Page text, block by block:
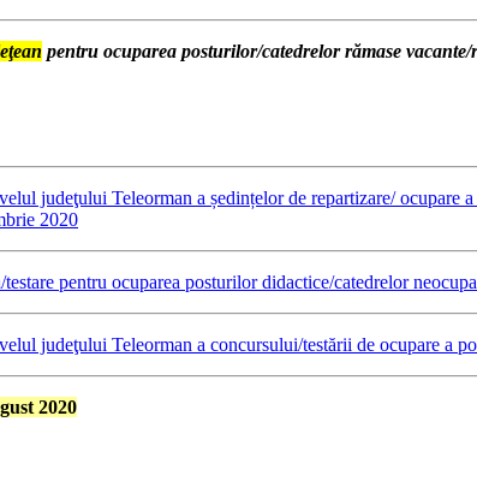
pentru ocuparea posturilor/catedrelor rămase
judeţului Teleorman a ședințelor de repartizare/
2020
testare pentru ocuparea posturilor didactice/catedrelor
judeţului Teleorman a concursului/testării de ocupare a
2020